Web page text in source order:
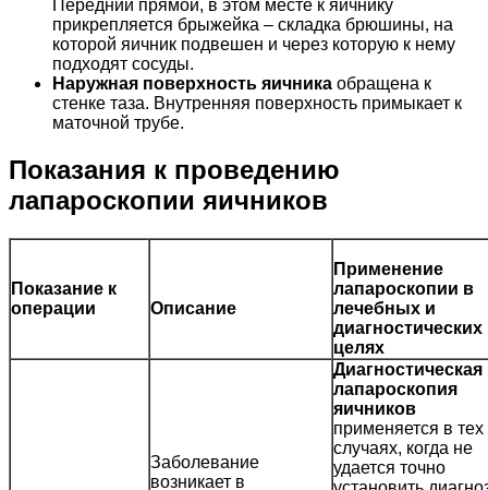
Передний прямой, в этом месте к яичнику
прикрепляется брыжейка – складка брюшины, на
которой яичник подвешен и через которую к нему
подходят сосуды.
Наружная поверхность яичника обращена к
стенке таза. Внутренняя поверхность примыкает к
маточной трубе.
Показания к проведению
лапароскопии яичников
Показание к
операции
Описание
Применение
лапароскопии в
лечебных и
диагностических
целях
Заболевание
возникает в
Диагностическая
лапароскопия
яичников
применяется в тех
случаях, когда не
удается точно